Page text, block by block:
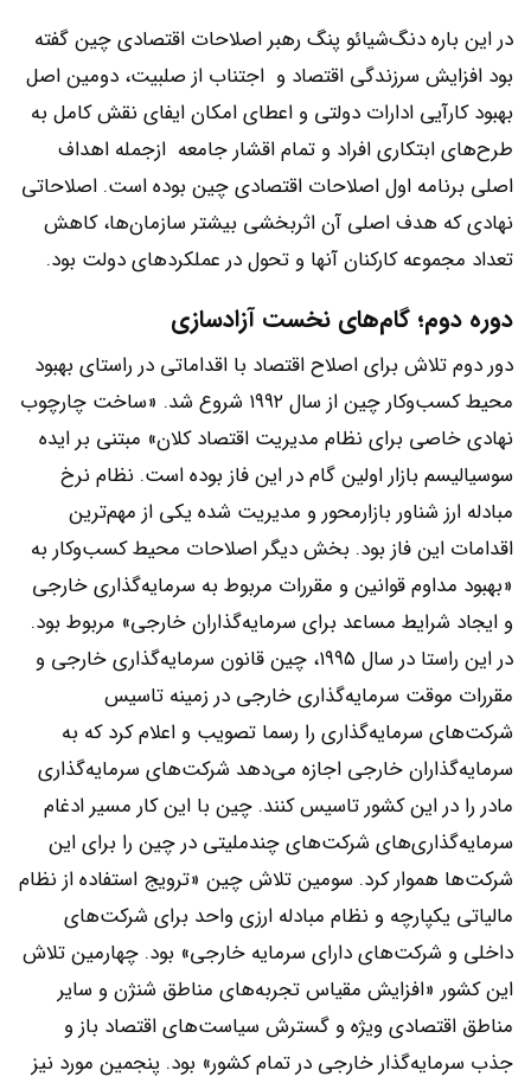
در این باره دنگ‌شیائو پنگ رهبر اصلاحات اقتصادی چین گفته
بود افزایش سرزندگی اقتصاد و اجتناب از صلبیت، دومین اصل
بهبود کارآیی ادارات دولتی و اعطای امکان ایفای نقش کامل به
طرح‌های ابتکاری افراد و تمام اقشار جامعه ازجمله اهداف
اصلی برنامه اول اصلاحات اقتصادی چین بوده است. اصلاحاتی
نهادی که هدف اصلی آن اثربخشی بیشتر سازمان‌ها، کاهش
تعداد مجموعه کارکنان آنها و تحول در عملکردهای دولت بود.
دوره دوم؛ گام‌های نخست آزادسازی
دور دوم تلاش برای اصلاح اقتصاد با اقداماتی در راستای بهبود
محیط کسب‌و‌کار چین از سال ۱۹۹۲ شروع شد. «ساخت چارچوب
نهادی خاصی برای نظام مدیریت اقتصاد کلان» مبتنی بر ایده
سوسیالیسم بازار اولین گام در این فاز بوده است. نظام نرخ
مبادله ارز شناور بازارمحور و مدیریت شده یکی از مهم‌ترین
اقدامات این فاز بود. بخش دیگر اصلاحات محیط کسب‌و‌کار به
«بهبود مداوم قوانین و مقررات مربوط به سرمایه‌گذاری‌ خارجی
و ایجاد شرایط مساعد برای سرمایه‌گذاران خارجی» مربوط بود.
در این راستا در سال ۱۹۹۵، چین قانون سرمایه‌گذاری‌ خارجی و
مقررات موقت سرمایه‌گذاری‌ خارجی در زمینه تاسیس
شرکت‌های سرمایه‌گذاری‌ را رسما تصویب و اعلام کرد که به
سرمایه‌گذاران خارجی اجازه می‌دهد شرکت‌های سرمایه‌گذاری‌
مادر را در این کشور تاسیس کنند. چین با این کار مسیر ادغام
سرمایه‌گذاری‌‌های شرکت‌های چندملیتی در چین را برای این
شرکت‌ها هموار کرد. سومین تلاش چین «ترویج استفاده از نظام
مالیاتی یکپارچه و نظام مبادله ارزی واحد برای شرکت‌های
داخلی و شرکت‌های دارای سرمایه خارجی» بود. چهارمین تلاش
این کشور «افزایش مقیاس تجربه‌های مناطق شنژن و سایر
مناطق اقتصادی ویژه و گسترش سیاست‌های اقتصاد باز و
جذب سرمایه‌گذار خارجی در تمام کشور» بود. پنجمین مورد نیز